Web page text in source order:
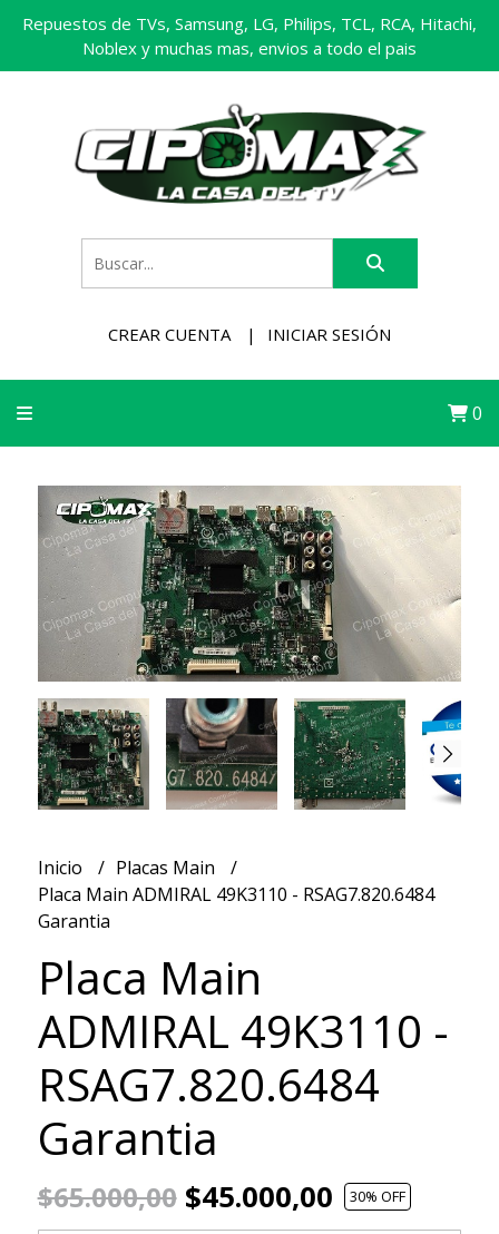
Repuestos de TVs, Samsung, LG, Philips, TCL, RCA, Hitachi,
Noblex y muchas mas, envios a todo el pais
CREAR CUENTA INICIAR SESIÓN
0
Inicio
Placas Main
Placa Main ADMIRAL 49K3110 - RSAG7.820.6484
Garantia
Placa Main
ADMIRAL 49K3110 -
RSAG7.820.6484
Garantia
$65.000,00$45.000,00 30% OFF